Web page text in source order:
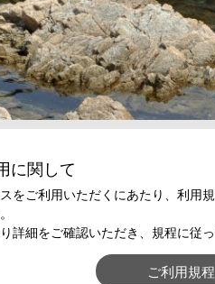
に関して
をご利用いただくにあたり、利用
詳細をご確認いただき、規程に従っ
ご利用規程